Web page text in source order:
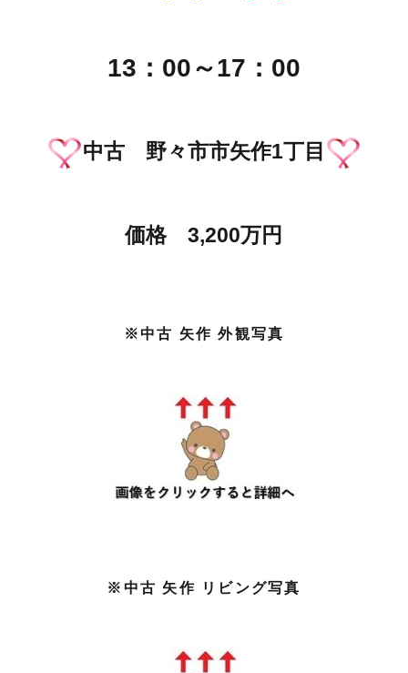
13：00～17：00
中古 野々市市矢作1丁目
価格 3,200万円
※中古 矢作 外観写真
※中古 矢作 リビング写真